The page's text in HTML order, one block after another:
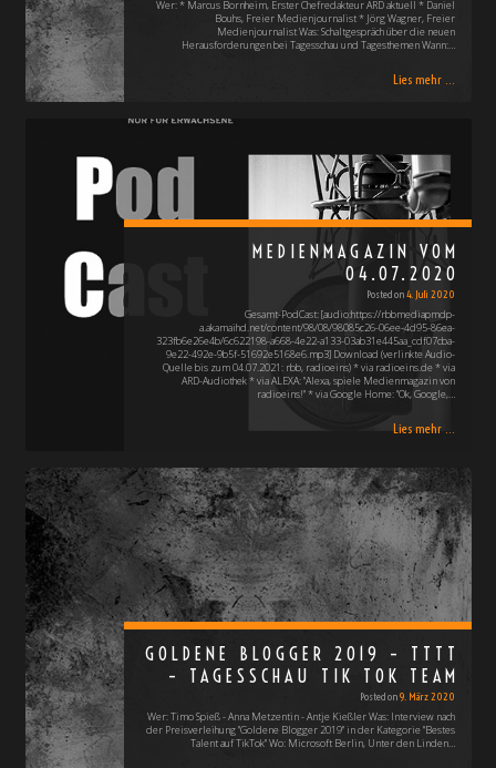
Wer: * Marcus Bornheim, Erster Chefredakteur ARD aktuell * Daniel
Bouhs, Freier Medienjournalist * Jörg Wagner, Freier
Medienjournalist Was: Schaltgespräch über die neuen
Herausforderungen bei Tagesschau und Tagesthemen Wann:…
Lies mehr ...
MEDIENMAGAZIN VOM
04.07.2020
Posted on4. Juli 2020
Gesamt-PodCast: [audio:https://rbbmediapmdp-
a.akamaihd.net/content/98/08/98085c26-06ee-4d95-86ea-
323fb6e26e4b/6c622198-a668-4e22-a133-03ab31e445aa_cdf07cba-
9e22-492e-9b5f-51692e5168e6.mp3] Download (verlinkte Audio-
Quelle bis zum 04.07.2021: rbb, radioeins) * via radioeins.de * via
ARD-Audiothek * via ALEXA: "Alexa, spiele Medienmagazin von
radioeins!" * via Google Home: "Ok, Google,…
Lies mehr ...
GOLDENE BLOGGER 2019 – TTTT
– TAGESSCHAU TIK TOK TEAM
Posted on9. März 2020
Wer: Timo Spieß - Anna Metzentin - Antje Kießler Was: Interview nach
der Preisverleihung "Goldene Blogger 2019" in der Kategorie "Bestes
Talent auf TikTok" Wo: Microsoft Berlin, Unter den Linden…